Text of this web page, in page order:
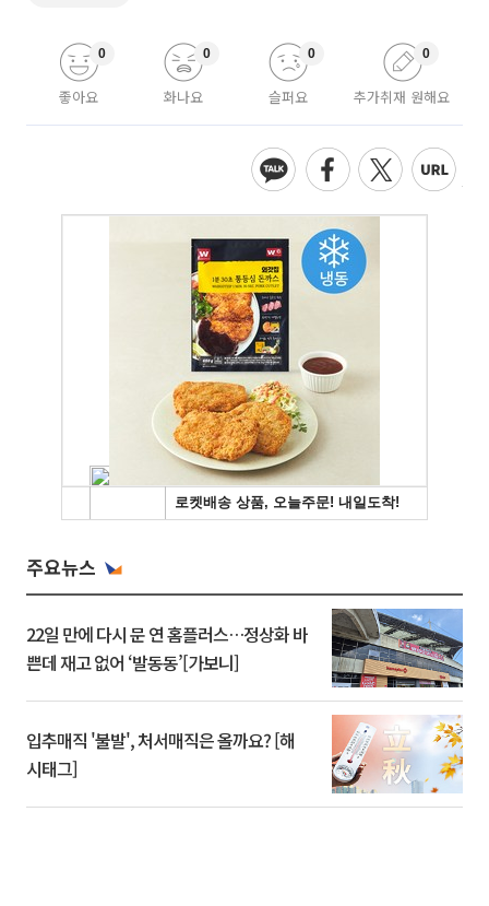
좋아요
0
화나요
0
슬퍼요
0
추가취재 원해요
0
주요뉴스
22일 만에 다시 문 연 홈플러스…정상화 바
쁜데 재고 없어 ‘발동동’[가보니]
입추매직 '불발', 처서매직은 올까요? [해
시태그]